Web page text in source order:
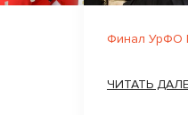
Финал УрФО
ЧИТАТЬ